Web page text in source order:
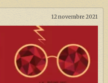
12 novembre 2021